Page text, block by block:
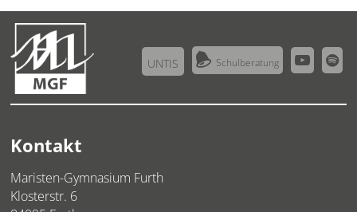


 Schulberatung
UNTIS
Kontakt
Maristen-Gymnasium Furth
Klosterstr. 6